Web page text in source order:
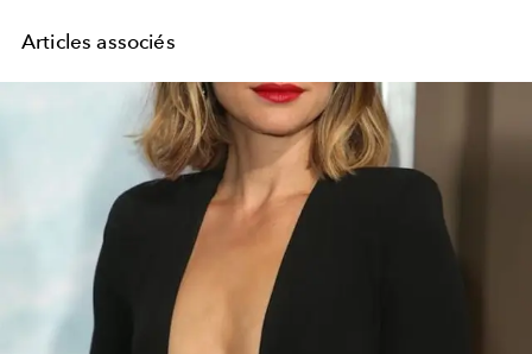
Articles associés